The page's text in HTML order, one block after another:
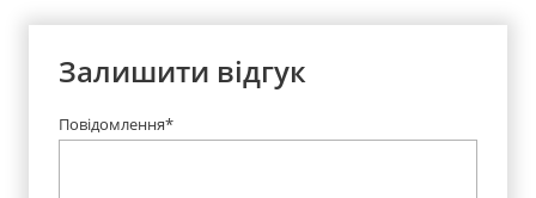
Залишити відгук
Повідомлення*